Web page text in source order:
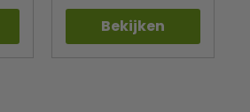
Bekijken